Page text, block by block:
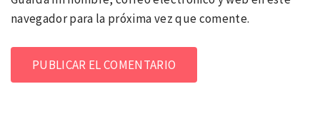
navegador para la próxima vez que comente.